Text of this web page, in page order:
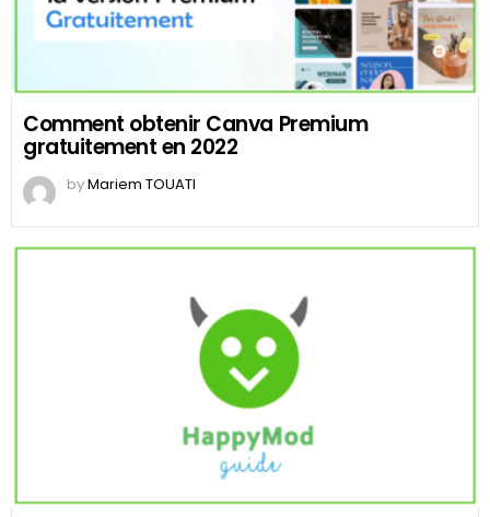
Comment obtenir Canva Premium
gratuitement en 2022
byMariem TOUATI